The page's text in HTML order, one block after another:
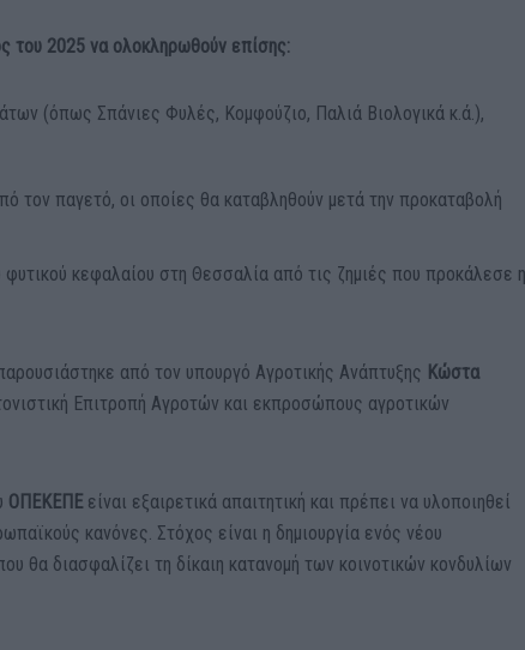
του 2025 να ολοκληρωθούν επίσης:
(όπως Σπάνιες Φυλές, Κομφούζιο, Παλιά Βιολογικά κ.ά.),
τον παγετό, οι οποίες θα καταβληθούν μετά την προκαταβολή
κεφαλαίου στη Θεσσαλία από τις ζημιές που προκάλεσε η
από τον υπουργό Αγροτικής Ανάπτυξης Κώστα
Επιτροπή Αγροτών και εκπροσώπους αγροτικών
ΟΠΕΚΕΠΕ είναι εξαιρετικά απαιτητική και πρέπει να υλοποιηθεί
κανόνες. Στόχος είναι η δημιουργία ενός νέου
θα διασφαλίζει τη δίκαιη κατανομή των κοινοτικών κονδυλίων